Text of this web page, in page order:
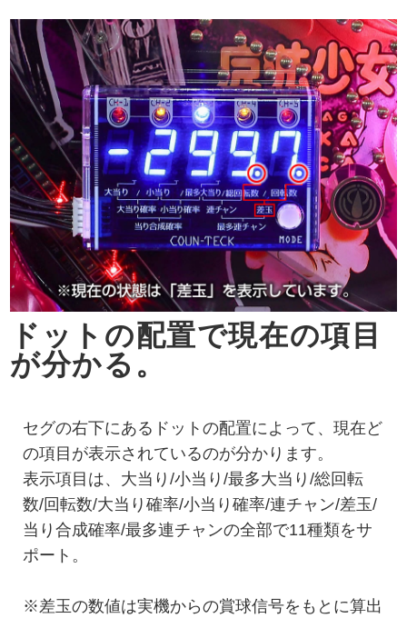
ドットの配置で現在の項目
が分かる。
セグの右下にあるドットの配置によって、現在ど
の項目が表示されているのが分かります。
表示項目は、大当り/小当り/最多大当り/総回転
数/回転数/大当り確率/小当り確率/連チャン/差玉/
当り合成確率/最多連チャンの全部で11種類をサ
ポート。
※差玉の数値は実機からの賞球信号をもとに算出